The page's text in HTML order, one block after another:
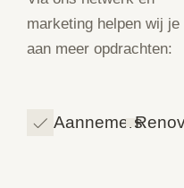
marketing helpen wij je
aan meer opdrachten:
Aannemers